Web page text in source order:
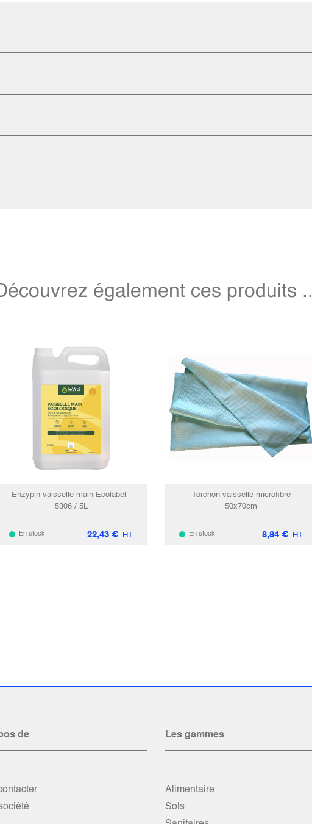
également ces produits
Enzypin vaisselle main Ecolabel -
5306 / 5L
En stock 22,43 € HT
Torchon vaisselle microfibre
50x70cm
En stock 8,84 € HT
de Les gammes
Alimentaire
Sols